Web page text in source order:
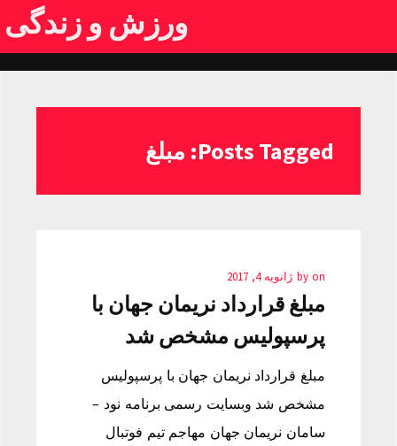
ورزش و زندگی
Posts Tagged: مبلغ
by on ژانویه 4, 2017
مبلغ قرارداد نریمان جهان با
پرسپولیس مشخص شد
مبلغ قرارداد نریمان جهان با پرسپولیس
مشخص شد وبسایت رسمی برنامه نود –
سامان نریمان جهان مهاجم تیم فوتبال